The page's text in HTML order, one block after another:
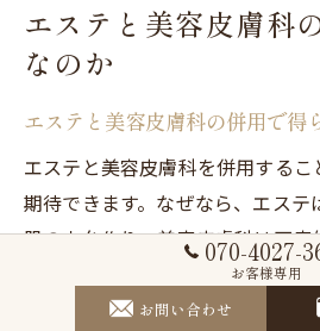
エステと美容皮膚科
なのか
エステと美容皮膚科の併用で得
エステと美容皮膚科を併用する
期待できます。なぜなら、エステ
肌の土台作り、美容皮膚科は医
に直接対応する役割があるためで
肌のターンオーバーを整え、美容
070-4027-
お客様専用
お問い合わせ